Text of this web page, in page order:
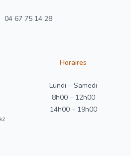
04 67 75 14 28
Horaires
Lundi – Samedi
8h00 – 12h00
14h00 – 19h00